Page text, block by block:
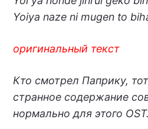
Yoiya naze ni mugen to
оригинальный текст
Кто смотрел Паприку,
странное содержание
нормально для этого OST.